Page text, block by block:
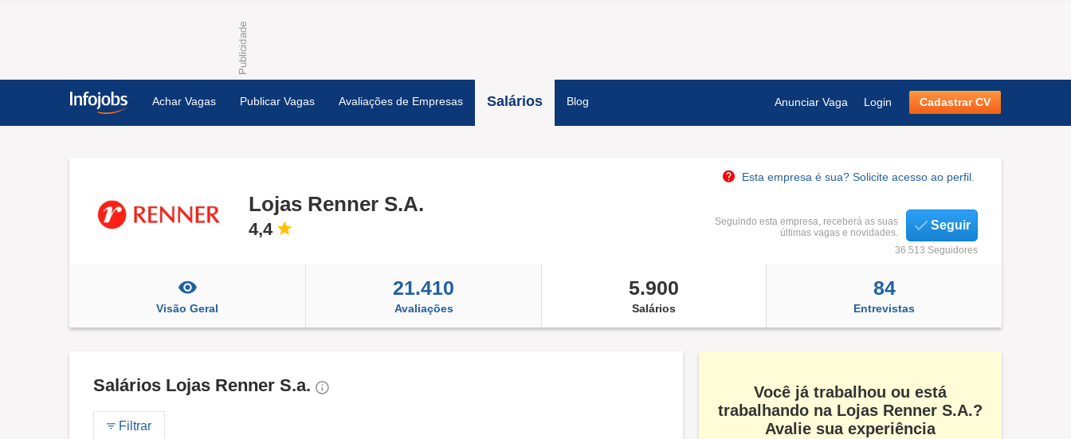
Achar Vagas Publicar Vagas Avaliações de Empresas Salários Blog Anunciar Vaga Login Cadastrar CV
Esta empresa é sua? Solicite acesso ao perfil.
Lojas Renner S.A.
4,4
Seguindo esta empresa, receberá as suas
últimas vagas e novidades.
Seguir
36.513 Seguidores
Visão Geral
21.410
Avaliações
5.900
Salários
84
Entrevistas
Salários Lojas Renner S.a.
Filtrar
Você já trabalhou ou está
trabalhando na Lojas Renner S.A.?
Avalie sua experiência